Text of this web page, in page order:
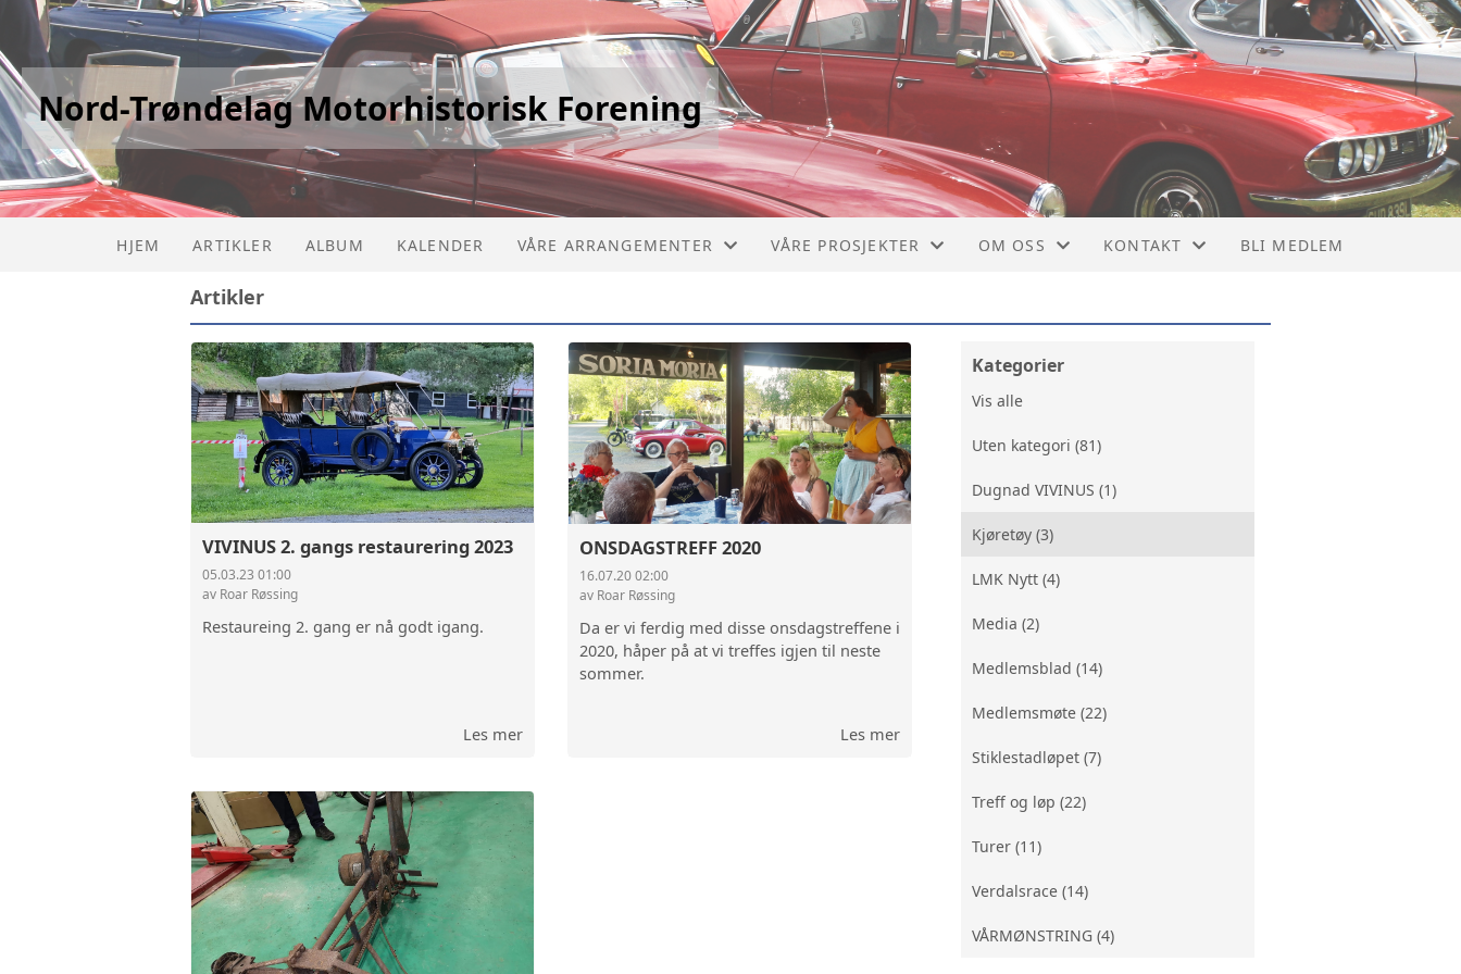
Nord-Trøndelag Motorhistorisk Forening
HJEM ARTIKLER ALBUM KALENDER VÅRE ARRANGEMENTER
VERDALSRACE
VÅRE PROSJEKTER
CHEVROLET BUSS 1929
VIVINUS 1909
MERCEDES BRANNBIL 1928
FARGO LASTEBIL 1947
OM OSS
VEDTEKTER
MEDLEMSBLAD
KONTAKT BLI MEDLEM
Artikler
VIVINUS 2. gangs restaurering 2023
05.03.23 01:00
av Roar Røssing
Restaureing 2. gang er nå godt igang.
Les mer
ONSDAGSTREFF 2020
16.07.20 02:00
av Roar Røssing
Da er vi ferdig med disse onsdagstreffene i
2020, håper på at vi treffes igjen til neste
sommer.
Les mer
Kategorier
Vis alle
Uten kategori (81)
Dugnad VIVINUS (1)
Kjøretøy (3)
LMK Nytt (4)
Media (2)
Medlemsblad (14)
Medlemsmøte (22)
Stiklestadløpet (7)
Treff og løp (22)
Turer (11)
Verdalsrace (14)
VÅRMØNSTRING (4)